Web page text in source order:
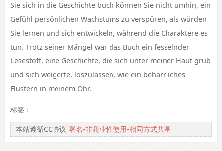
Sie sich in die Geschichte buch können Sie nicht umhin, ein
Gefühl persönlichen Wachstums zu verspüren, als würden
Sie lernen und sich entwickeln, während die Charaktere es
tun. Trotz seiner Mängel war das Buch ein fesselnder
Lesestoff, eine Geschichte, die sich unter meiner Haut grub
und sich weigerte, loszulassen, wie ein beharrliches
Flüstern in meinem Ohr.
标签：
本站遵循CC协议 署名-非商业性使用-相同方式共享